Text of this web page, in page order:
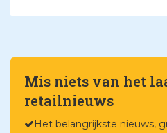
Mis niets van het
retailnieuws
Het belangrijkste nieuws,